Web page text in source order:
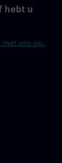
hebt u
met ons op.